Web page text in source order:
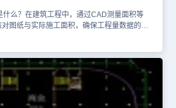
么？在建筑工程中，通过CAD测量面积等
图纸与实际施工面积，确保工程量数据的准
软件绘制的学生食堂二层平面CAD图
图纸根据学校的需求、场地条件、用餐人数
的布局、结构、设施等。施工人员按照
哪里该砌墙，哪里该安装门窗，厨房的设备
在什么位置。楼梯作为连接不同楼层的垂直